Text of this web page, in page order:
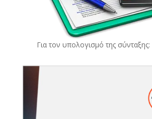
Για τον υπολογισμό της σύνταξης: